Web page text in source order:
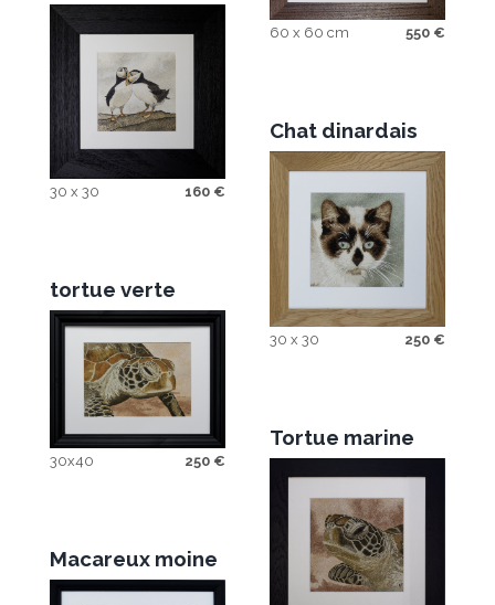
30 x 30 160€
tortue verte
30x40 250€
Macareux moine
60 x 60 cm 550 €
Chat dinardais
30 x 30 250 €
Tortue marine